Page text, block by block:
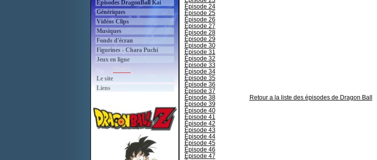
Épisodes DragonBall Kai
Génériques
Vidéos Clips
Musiques
Fonds d'écran
Figurines - Chara Puchi
Jeux en ligne
Le site
Liens
Épisode 24
Épisode 25
Épisode 26
Épisode 27
Épisode 28
Épisode 29
Épisode 30
Épisode 31
Épisode 32
Épisode 33
Épisode 34
Épisode 35
Épisode 36
Épisode 37
Épisode 38
Épisode 39
Épisode 40
Épisode 41
Épisode 42
Épisode 43
Épisode 44
Épisode 45
Épisode 46
Épisode 47
Retour a la liste des épisodes de Dragon Ball